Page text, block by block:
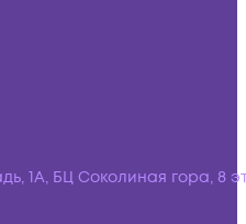
1А, БЦ Соколиная гора, 8